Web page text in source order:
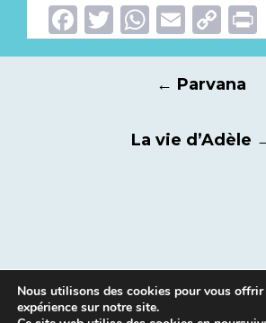
Facebook
TwitterEmail
Navigation
articles
← Parvana
La vie d’Adèle
Nous utilisons des cookies pour vous
expérience sur notre site.